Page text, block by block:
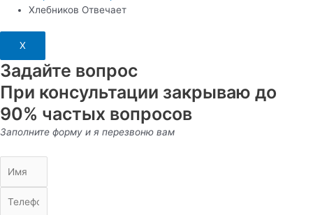
Хлебников Отвечает
X
Задайте вопрос
При консультации закрываю до
90% частых вопросов
Заполните форму и я перезвоню вам